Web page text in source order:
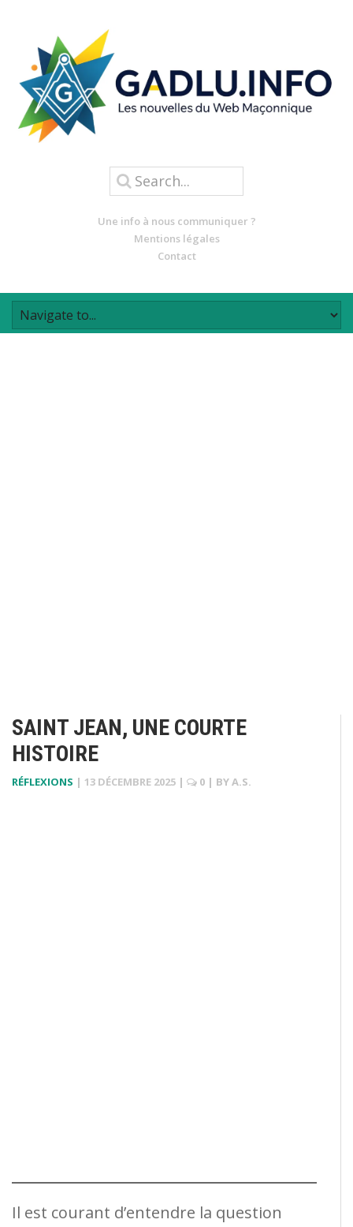
Une info à nous communiquer ?
Mentions légales
Contact
SAINT JEAN, UNE COURTE
HISTOIRE
RÉFLEXIONS | 13 DÉCEMBRE 2025 | 0 | BYA.S.
Il est courant d’entendre la question